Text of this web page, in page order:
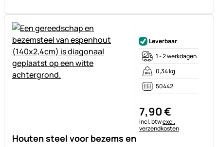
Houten steel voor bezems en
Leverbaar
1 - 2 werkdagen
0,34 kg
50442
7,90€
Belastinginformatie:
Incl. btwexcl.
verzendkosten